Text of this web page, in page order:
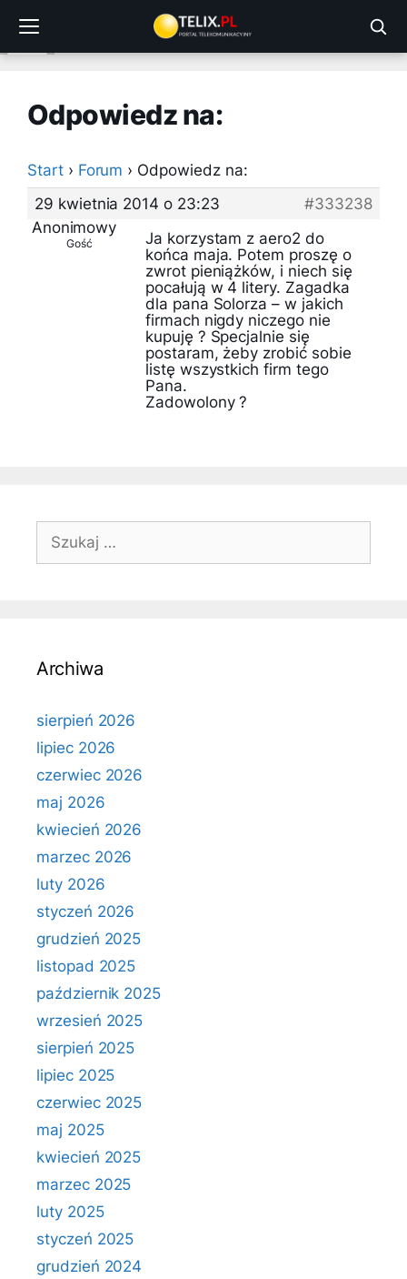
treści
Odpowiedz na:
Start › Forum › Odpowiedz na:
29 kwietnia 2014 o 23:23
#333238
Anonimowy
Gość
Ja korzystam z aero2 do
końca maja. Potem proszę o
zwrot pieniążków, i niech się
pocałują w 4 litery. Zagadka
dla pana Solorza – w jakich
firmach nigdy niczego nie
kupuję ? Specjalnie się
postaram, żeby zrobić sobie
listę wszystkich firm tego
Pana.
Zadowolony ?
Szukaj:
Archiwa
sierpień 2026
lipiec 2026
czerwiec 2026
maj 2026
kwiecień 2026
marzec 2026
luty 2026
styczeń 2026
grudzień 2025
listopad 2025
październik 2025
wrzesień 2025
sierpień 2025
lipiec 2025
czerwiec 2025
maj 2025
kwiecień 2025
marzec 2025
luty 2025
styczeń 2025
grudzień 2024